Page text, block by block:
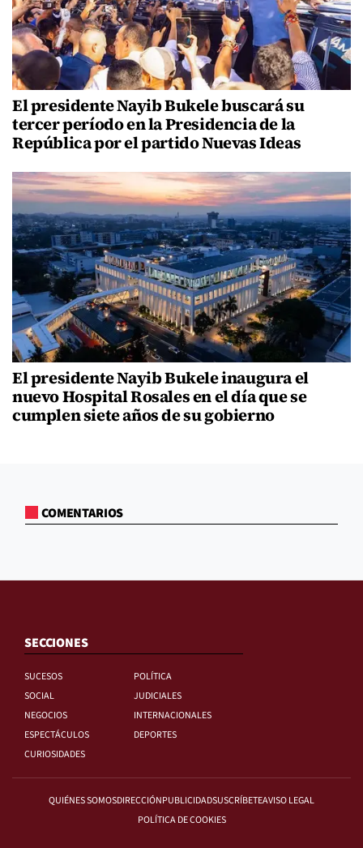
El presidente Nayib Bukele buscará su
tercer período en la Presidencia de la
República por el partido Nuevas Ideas
El presidente Nayib Bukele inaugura el
nuevo Hospital Rosales en el día que se
cumplen siete años de su gobierno
COMENTARIOS
SECCIONES
SUCESOS
POLÍTICA
SOCIAL
JUDICIALES
NEGOCIOS
INTERNACIONALES
ESPECTÁCULOS
DEPORTES
CURIOSIDADES
QUIÉNES SOMOSDIRECCIÓNPUBLICIDADSUSCRÍBETEAVISO LEGAL
POLÍTICA DE COOKIES